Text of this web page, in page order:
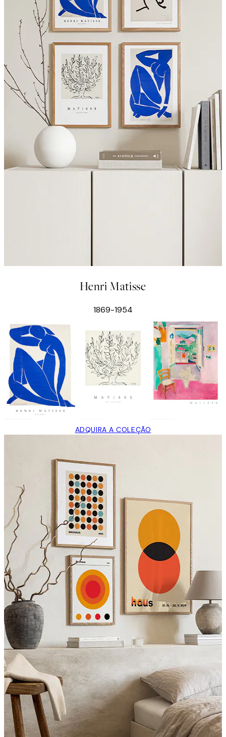
Henri Matisse
1869-1954
ADQUIRA A COLEÇÃO